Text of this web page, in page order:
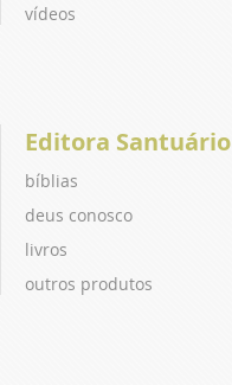
vídeos
Editora Santuário
bíblias
deus conosco
livros
outros produtos